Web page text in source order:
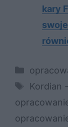
kary
Tagi
Kordian